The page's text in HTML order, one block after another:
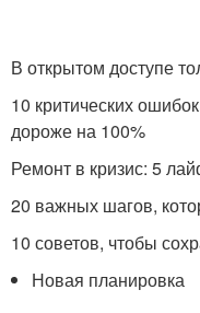
В открытом доступе
10 критических
дороже на 100%
Ремонт в кризис: 5
20 важных шагов,
10 советов, чтобы
Новая планировка